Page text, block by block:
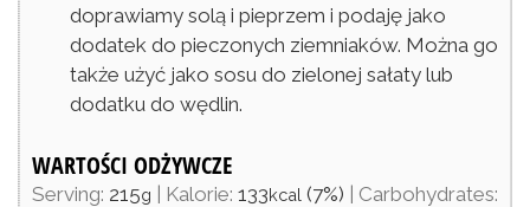
doprawiamy solą i pieprzem i podaję jako
dodatek do pieczonych ziemniaków. Można go
także użyć jako sosu do zielonej sałaty lub
dodatku do wędlin.
WARTOŚCI ODŻYWCZE
Serving: 215g | Kalorie: 133kcal (7%) | Carbohydrates: